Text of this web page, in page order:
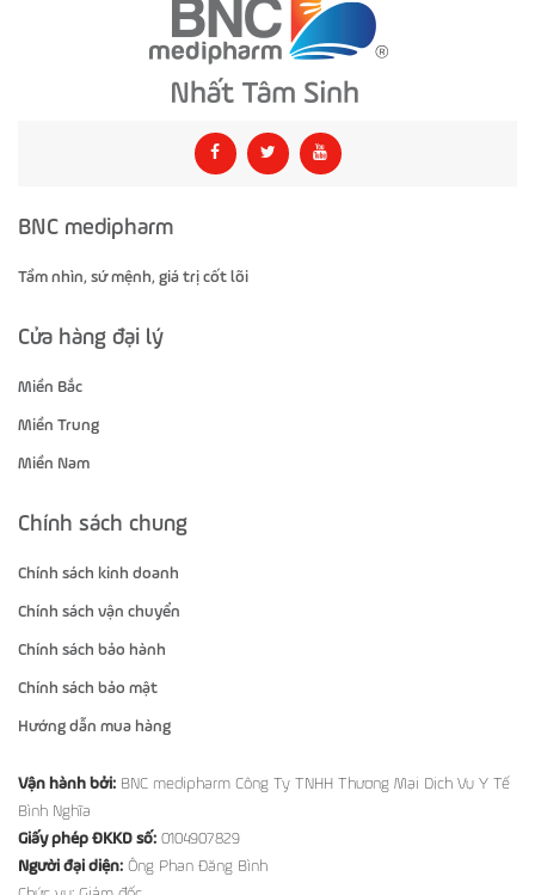
BNC medipharm
Tầm nhìn, sứ mệnh, giá trị cốt lõi
Cửa hàng đại lý
Miền Bắc
Miền Trung
Miền Nam
Chính sách chung
Chính sách kinh doanh
Chính sách vận chuyển
Chính sách bảo hành
Chính sách bảo mật
Hướng dẫn mua hàng
Vận hành bởi: BNC medipharm Công Ty TNHH Thương Mại Dịch Vụ Y Tế
Bình Nghĩa
Giấy phép ĐKKD số: 0104907829
Người đại diện: Ông Phan Đăng Bình